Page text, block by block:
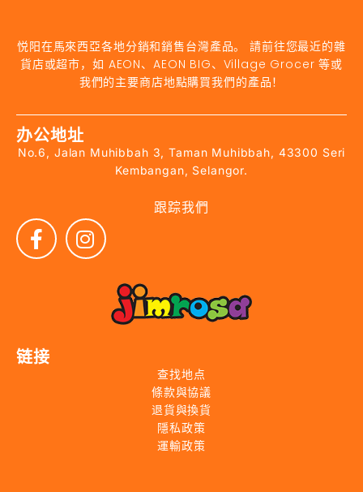
悦阳在馬來西亞各地分銷和銷售台灣產品。 請前往您最近的雜
貨店或超市，如 AEON、AEON BIG、Village Grocer 等或
我們的主要商店地點購買我們的產品！
办公地址
No.6, Jalan Muhibbah 3, Taman Muhibbah, 43300 Seri
Kembangan, Selangor.
跟踪我們
链接
查找地点
條款與協議
退貨與換貨
隱私政策
運輸政策